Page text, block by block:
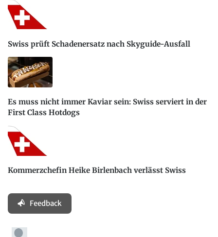
Swiss prüft Schadenersatz nach Skyguide-Ausfall
Es muss nicht immer Kaviar sein: Swiss serviert in der
First Class Hotdogs
Kommerzchefin Heike Birlenbach verlässt Swiss
Feedback